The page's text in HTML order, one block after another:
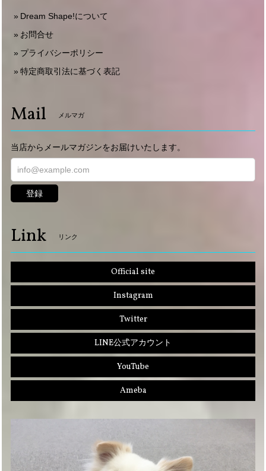
Dream Shape!について
お問合せ
プライバシーポリシー
特定商取引法に基づく表記
Mail メルマガ
当店からメールマガジンをお届けいたします。
登録
Link リンク
Official site
Instagram
Twitter
LINE公式アカウント
YouTube
Ameba